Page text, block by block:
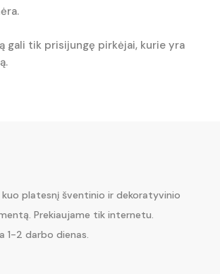
gali tik prisijungę pirkėjai, kurie yra
platesnį šventinio ir dekoratyvinio
Prekiaujame tik internetu.
1-2 darbo dienas.